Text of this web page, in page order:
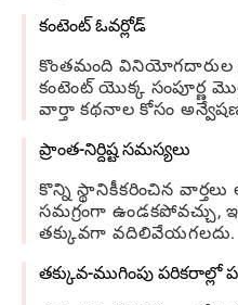
కంటెంట్ ఓవర్లోడ్
కొంతమంది వినియోగదారుల
కంటెంట్ యొక్క సంపూర్ణ
వార్తా కథనాల కోసం
ప్రాంత-నిర్దిష్ట సమస్యలు
కొన్ని స్థానికీకరించిన
సమగ్రంగా ఉండకపోవచ్చు,
తక్కువగా వదిలివేయగలదు.
తక్కువ-ముగింపు పరికరాల్లో